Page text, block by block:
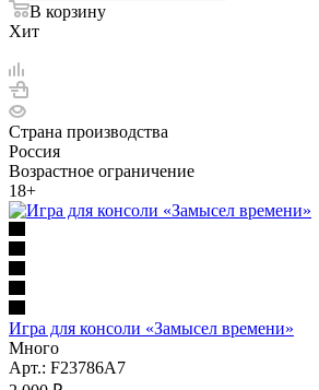
В корзину
Хит
Страна производства
Россия
Возрастное ограничение
18+
Игра для консоли «Замысел времени»
Много
Арт.: F23786A7